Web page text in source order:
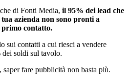
di Fonti Media, il 95% dei lead che
azienda non sono pronti a
primo contatto.
sui contatti a cui riesci a vendere
soldi sul tavolo.
fare pubblicità non basta più.